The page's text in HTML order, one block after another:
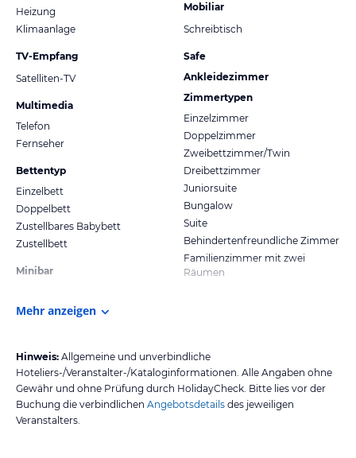
Heizung
Klimaanlage
TV-Empfang
Satelliten-TV
Multimedia
Telefon
Fernseher
Bettentyp
Einzelbett
Doppelbett
Zustellbares Babybett
Zustellbett
Minibar
Mobiliar
Schreibtisch
Safe
Ankleidezimmer
Zimmertypen
Einzelzimmer
Doppelzimmer
Zweibettzimmer/Twin
Dreibettzimmer
Juniorsuite
Bungalow
Suite
Behindertenfreundliche Zimmer
Familienzimmer mit zwei
Räumen
Mehr anzeigen
Hinweis: Allgemeine und unverbindliche
Hoteliers-/Veranstalter-/Kataloginformationen. Alle Angaben ohne
Gewähr und ohne Prüfung durch HolidayCheck. Bitte lies vor der
Buchung die verbindlichen Angebotsdetails des jeweiligen
Veranstalters.